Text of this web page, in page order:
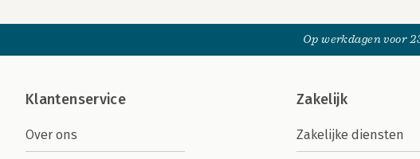
Op werkdagen voor
Klantenservice
Over ons
Zakelijk
Zakelijke diensten